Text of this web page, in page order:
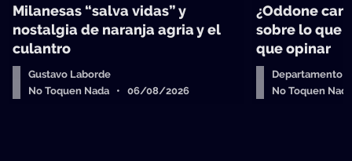
Milanesas “salva vidas” y
nostalgia de naranja agria y el
culantro
Gustavo Laborde
No Toquen Nada • 06/08/2026
¿Oddone
sobre lo que
que opinar
Departamento
No Toquen